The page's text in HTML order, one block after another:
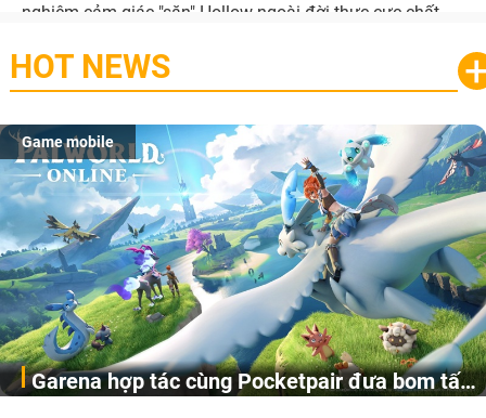
nghiệm cảm giác "săn" Hollow ngoài đời thực cực chất.
HOT NEWS
Game mobile
Garena hợp tác cùng Pocketpair đưa bom tấn